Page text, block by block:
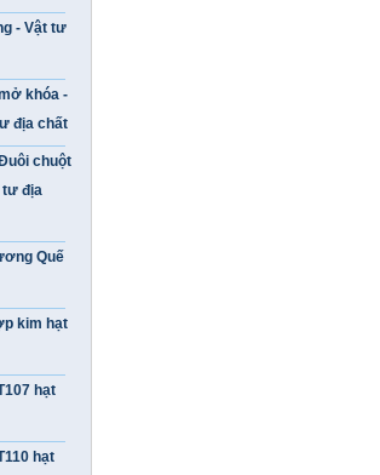
- Vật tư
khóa -
địa chất
chuột
tư địa
Quế
kim hạt
hạt
hạt